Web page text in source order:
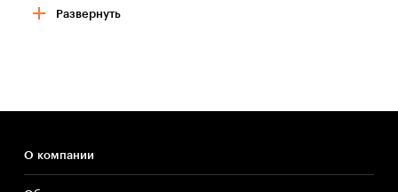
Принято считать, что продажа больших квартир
Развернуть
О компании